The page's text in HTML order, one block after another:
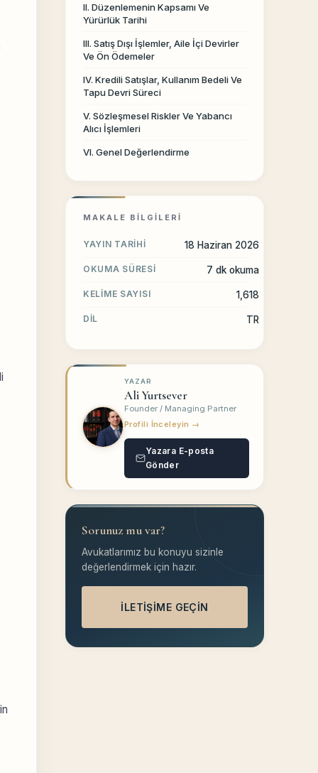
II. Düzenlemenin Kapsamı Ve
Yürürlük Tarihi
III. Satış Dışı İşlemler, Aile İçi Devirler
Ve Ön Ödemeler
IV. Kredili Satışlar, Kullanım Bedeli Ve
Tapu Devri Süreci
V. Sözleşmesel Riskler Ve Yabancı
Alıcı İşlemleri
VI. Genel Değerlendirme
MAKALE BILGILERI
YAYIN TARIHI 18 Haziran 2026
OKUMA SÜRESI 7 dk okuma
KELIME SAYISI 1,618
DIL TR
YAZAR
Ali Yurtsever
Founder / Managing Partner
Profili İnceleyin →
Yazara E-posta
Gönder
Sorunuz mu var?
Avukatlarımız bu konuyu sizinle
değerlendirmek için hazır.
İLETIŞIME GEÇIN